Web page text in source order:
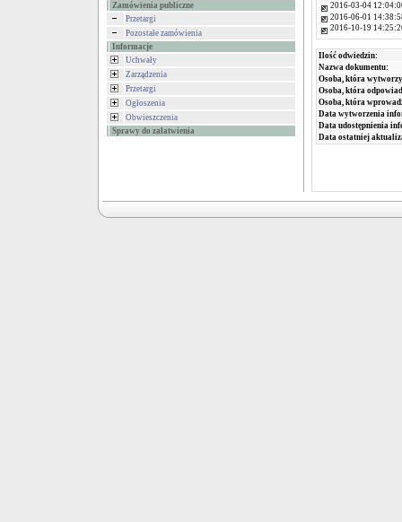
Zamówienia publiczne
Przetargi
Pozostałe zamówienia
Informacje
Uchwały
Zarządzenia
Przetargi
Ogłoszenia
Obwieszczenia
Sprawy do załatwienia
2016-03-04
2016-06-01
2016-10-19
Ilość odwiedzin:
Nazwa dokumentu:
Osoba, która
Osoba, która
Osoba, która
Data wytworzenia
Data udostępnienia
Data ostatniej